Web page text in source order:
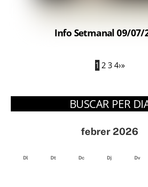
Info Setmanal 09/07/
1 2 3 4›»
BUSCAR PER
febrer 2026
Dl Dt Dc Dj Dv